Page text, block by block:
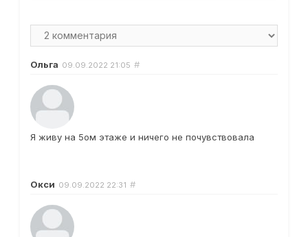
Ольга 09.09.2022 21:05 #
Я живу на 5ом этаже и ничего не почувствовала
Окси 09.09.2022 22:31 #